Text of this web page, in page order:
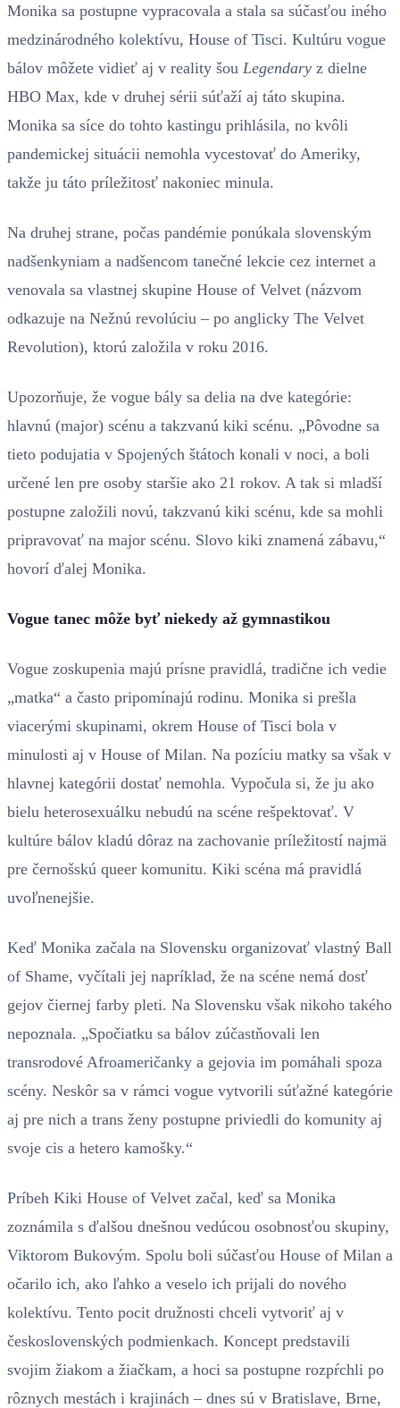
Monika sa postupne vypracovala a stala sa súčasťou iného
medzinárodného kolektívu, House of Tisci. Kultúru vogue
bálov môžete vidieť aj v reality šou Legendary z dielne
HBO Max, kde v druhej sérii súťaží aj táto skupina.
Monika sa síce do tohto kastingu prihlásila, no kvôli
pandemickej situácii nemohla vycestovať do Ameriky,
takže ju táto príležitosť nakoniec minula.
Na druhej strane, počas pandémie ponúkala slovenským
nadšenkyniam a nadšencom tanečné lekcie cez internet a
venovala sa vlastnej skupine House of Velvet (názvom
odkazuje na Nežnú revolúciu – po anglicky The Velvet
Revolution), ktorú založila v roku 2016.
Upozorňuje, že vogue bály sa delia na dve kategórie:
hlavnú (major) scénu a takzvanú kiki scénu. „Pôvodne sa
tieto podujatia v Spojených štátoch konali v noci, a boli
určené len pre osoby staršie ako 21 rokov. A tak si mladší
postupne založili novú, takzvanú kiki scénu, kde sa mohli
pripravovať na major scénu. Slovo kiki znamená zábavu,“
hovorí ďalej Monika.
Vogue tanec môže byť niekedy až gymnastikou
Vogue zoskupenia majú prísne pravidlá, tradične ich vedie
„matka“ a často pripomínajú rodinu. Monika si prešla
viacerými skupinami, okrem House of Tisci bola v
minulosti aj v House of Milan. Na pozíciu matky sa však v
hlavnej kategórii dostať nemohla. Vypočula si, že ju ako
bielu heterosexuálku nebudú na scéne rešpektovať. V
kultúre bálov kladú dôraz na zachovanie príležitostí najmä
pre černošskú queer komunitu. Kiki scéna má pravidlá
uvoľnenejšie.
Keď Monika začala na Slovensku organizovať vlastný Ball
of Shame, vyčítali jej napríklad, že na scéne nemá dosť
gejov čiernej farby pleti. Na Slovensku však nikoho takého
nepoznala. „Spočiatku sa bálov zúčastňovali len
transrodové Afroameričanky a gejovia im pomáhali spoza
scény. Neskôr sa v rámci vogue vytvorili súťažné kategórie
aj pre nich a trans ženy postupne priviedli do komunity aj
svoje cis a hetero kamošky.“
Príbeh Kiki House of Velvet začal, keď sa Monika
zoznámila s ďalšou dnešnou vedúcou osobnosťou skupiny,
Viktorom Bukovým. Spolu boli súčasťou House of Milan a
očarilo ich, ako ľahko a veselo ich prijali do nového
kolektívu. Tento pocit družnosti chceli vytvoriť aj v
československých podmienkach. Koncept predstavili
svojim žiakom a žiačkam, a hoci sa postupne rozpŕchli po
rôznych mestách i krajinách – dnes sú v Bratislave, Brne,